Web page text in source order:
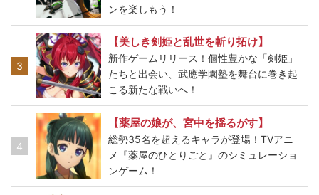
ンを楽しもう！
3
【美しき剣姫と乱世を斬り拓け】
新作ゲームリリース！個性豊かな「剣姫」
たちと出会い、武應学園塾を舞台に巻き起
こる新たな戦いへ！
4
【薬屋の娘が、宮中を揺るがす】
総勢35名を超えるキャラが登場！TVアニ
メ『薬屋のひとりごと』のシミュレーショ
ンゲーム！